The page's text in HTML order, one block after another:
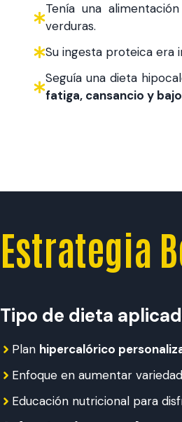
Tenía una
verduras.
Su ingesta proteica era
Seguía una dieta
fatiga, cansancio y
Estrategia
Tipo de dieta
Plan hipercalórico
Enfoque en aumentar
Educación nutricional para